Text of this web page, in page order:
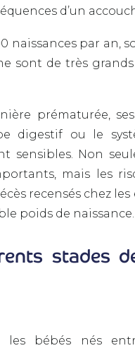
d’un
naissances par an,
sont de très
prématurée,
digestif ou le
sensibles. Non
mais les
recensés chez
poids de naissance.
stades
les bébés nés